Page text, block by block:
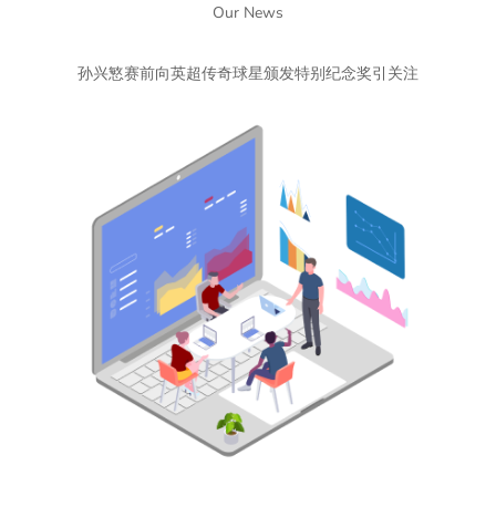
Our News
孙兴慜赛前向英超传奇球星颁发特别纪念奖引关注